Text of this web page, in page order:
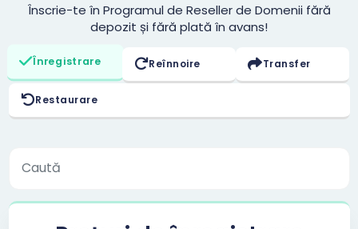
Înscrie-te în Programul de Reseller de Domenii fără
depozit și fără plată în avans!
Înregistrare Reînnoire Transfer
Restaurare